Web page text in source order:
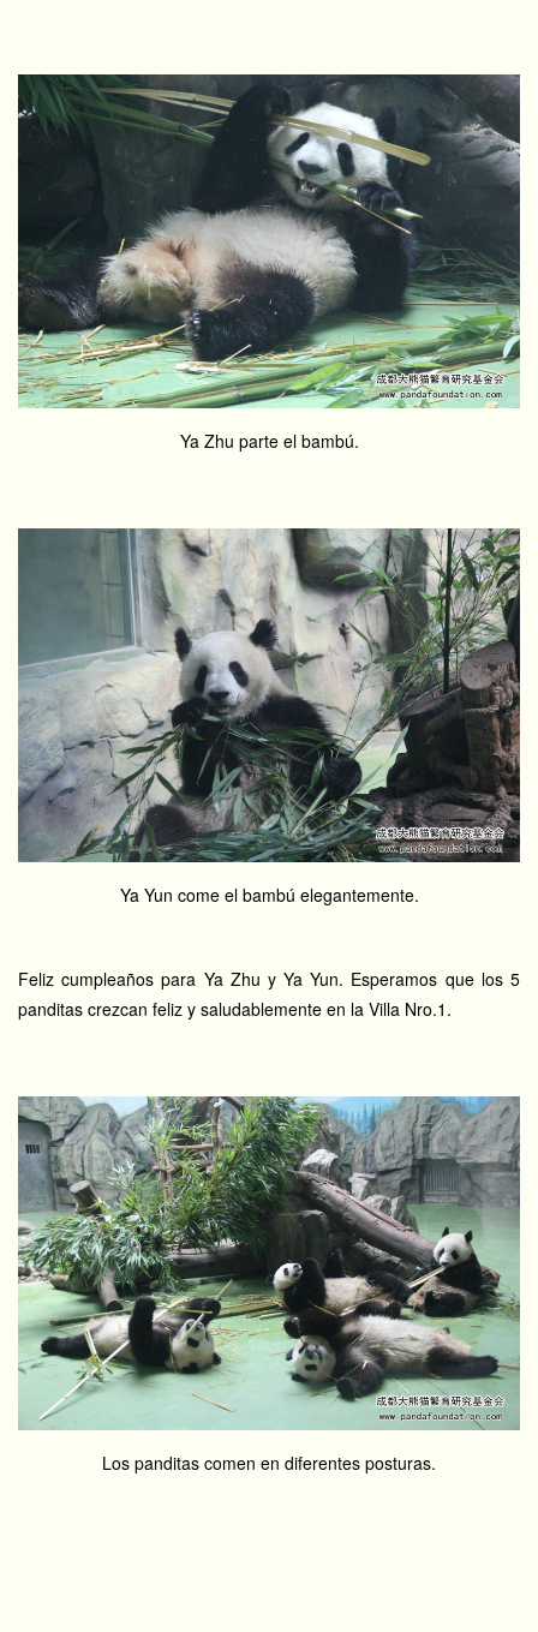
Ya Zhu parte el bambú.
Ya Yun come el bambú elegantemente.
Feliz cumpleaños para Ya Zhu y Ya Yun. Esperamos que los 5
panditas crezcan feliz y saludablemente en la Villa Nro.1.
Los panditas comen en diferentes posturas.